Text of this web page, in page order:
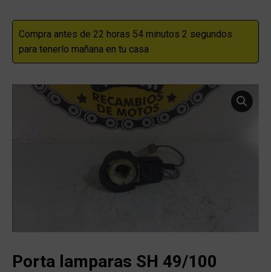
Compra antes de 22 horas 54 minutos 2 segundos
para tenerlo mañana en tu casa
Porta lamparas SH 49/100